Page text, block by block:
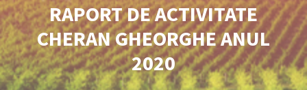
RAPORT DE ACTIVITATE
CHERAN GHEORGHE ANUL
2020